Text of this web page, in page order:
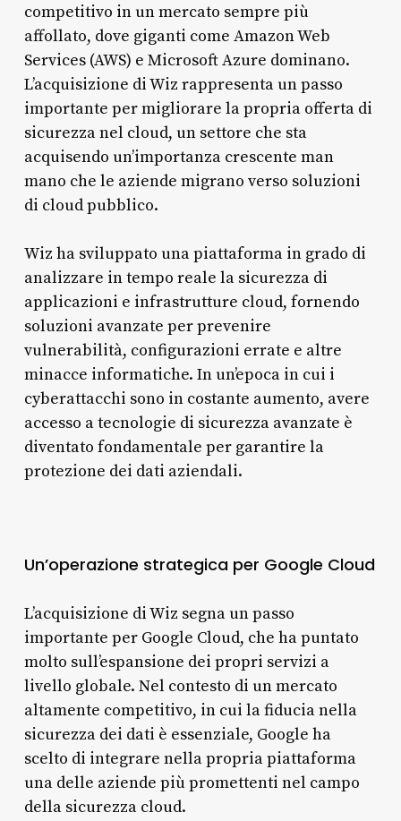
competitivo in un mercato sempre più
affollato, dove giganti come Amazon Web
Services (AWS) e Microsoft Azure dominano.
L’acquisizione di Wiz rappresenta un passo
importante per migliorare la propria offerta di
sicurezza nel cloud, un settore che sta
acquisendo un’importanza crescente man
mano che le aziende migrano verso soluzioni
di cloud pubblico.
Wiz ha sviluppato una piattaforma in grado di
analizzare in tempo reale la sicurezza di
applicazioni e infrastrutture cloud, fornendo
soluzioni avanzate per prevenire
vulnerabilità, configurazioni errate e altre
minacce informatiche. In un’epoca in cui i
cyberattacchi sono in costante aumento, avere
accesso a tecnologie di sicurezza avanzate è
diventato fondamentale per garantire la
protezione dei dati aziendali.
Un’operazione strategica per Google Cloud
L’acquisizione di Wiz segna un passo
importante per Google Cloud, che ha puntato
molto sull’espansione dei propri servizi a
livello globale. Nel contesto di un mercato
altamente competitivo, in cui la fiducia nella
sicurezza dei dati è essenziale, Google ha
scelto di integrare nella propria piattaforma
una delle aziende più promettenti nel campo
della sicurezza cloud.